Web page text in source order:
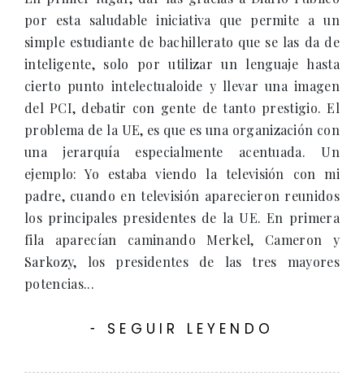
por esta saludable iniciativa que permite a un
simple estudiante de bachillerato que se las da de
inteligente, solo por utilizar un lenguaje hasta
cierto punto intelectualoide y llevar una imagen
del PCI, debatir con gente de tanto prestigio. El
problema de la UE, es que es una organización con
una jerarquía especialmente acentuada. Un
ejemplo: Yo estaba viendo la televisión con mi
padre, cuando en televisión aparecieron reunidos
los principales presidentes de la UE. En primera
fila aparecían caminando Merkel, Cameron y
Sarkozy, los presidentes de las tres mayores
potencias...
- SEGUIR LEYENDO